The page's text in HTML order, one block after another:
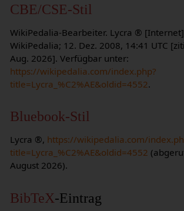
CBE/CSE-Stil
WikiPedalia-Bearbeiter. Lycra ®
WikiPedalia; 12. Dez. 2008, 14:41 UTC
Aug. 2026]. Verfügbar unter:
https://wikipedalia.com/index.php?
title=Lycra_%C2%AE&oldid=4552.
Bluebook-Stil
Lycra ®, https://wikipedalia.com/
title=Lycra_%C2%AE&oldid=4552
August 2026).
BibTeX-Eintrag